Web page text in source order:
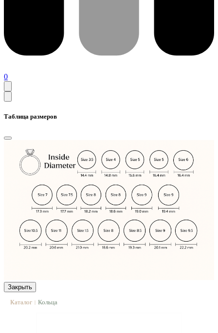
0
Таблица размеров
Закрыть
Каталог | Кольца